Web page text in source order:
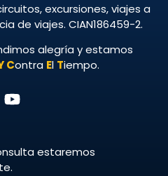
excursiones, viajes a
de viajes. CIAN186459-2.
alegría y estamos
Contra El Tiempo.
estaremos